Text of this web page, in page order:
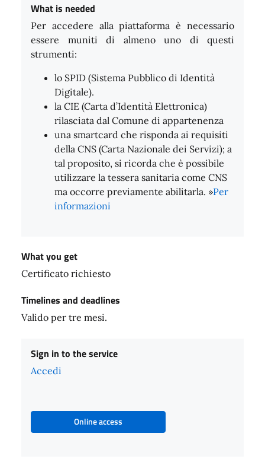
What is needed
Per accedere alla piattaforma è necessario
essere muniti di almeno uno di questi
strumenti:
lo SPID (Sistema Pubblico di Identità
Digitale).
la CIE (Carta d’Identità Elettronica)
rilasciata dal Comune di appartenenza
una smartcard che risponda ai requisiti
della CNS (Carta Nazionale dei Servizi); a
tal proposito, si ricorda che è possibile
utilizzare la tessera sanitaria come CNS
ma occorre previamente abilitarla. »Per
informazioni
What you get
Certificato richiesto
Timelines and deadlines
Valido per tre mesi.
Sign in to the service
Accedi
Online access